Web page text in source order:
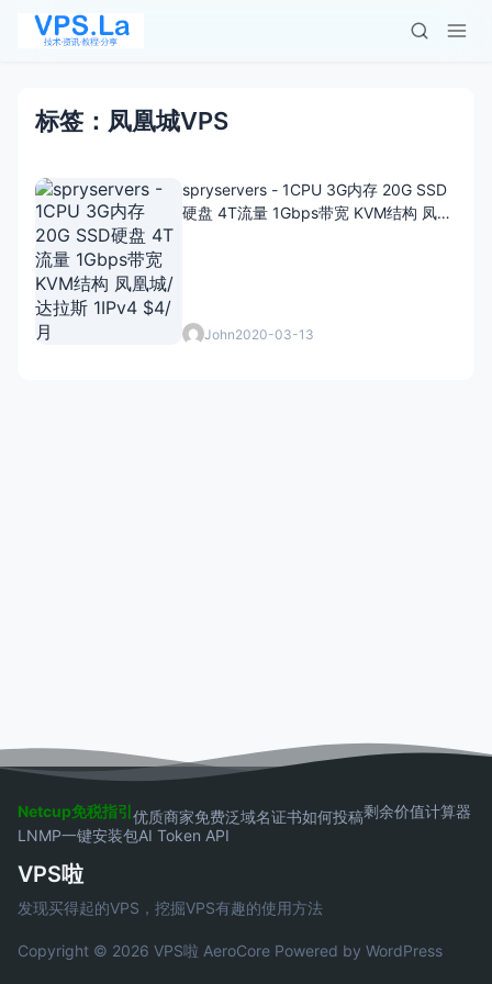
标签：凤凰城VPS
spryservers - 1CPU 3G内存 20G SSD
硬盘 4T流量 1Gbps带宽 KVM结构 凤凰
John2020-03-13
Netcup免税指引优质商家免费泛域名证书如何投稿剩余价值计算器
LNMP一键安装包AI Token API
VPS啦
发现买得起的VPS，挖掘VPS有趣的使用方法
Copyright © 2026 VPS啦 AeroCore Powered by WordPress